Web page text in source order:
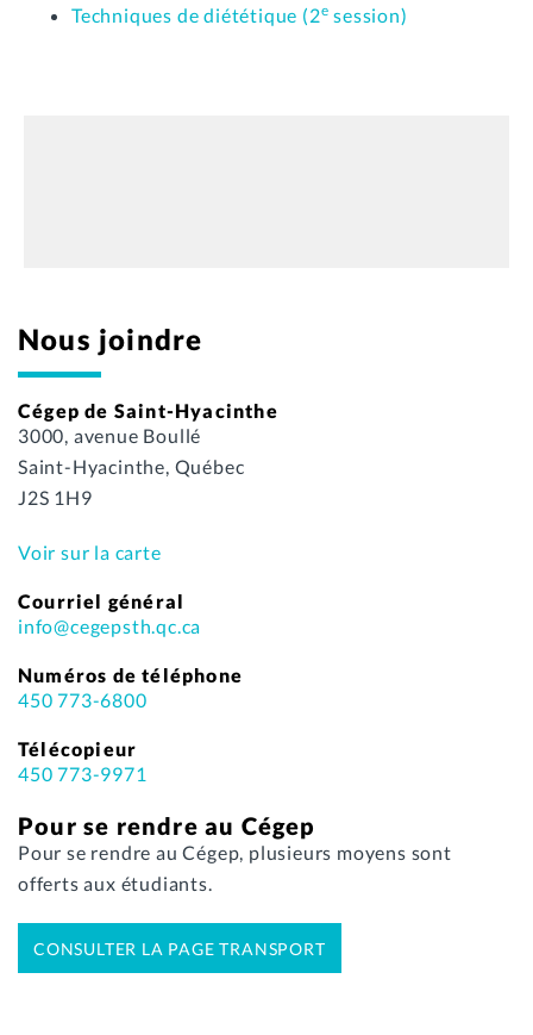
Techniques de diététique (2e session)
Nous joindre
Cégep de Saint-Hyacinthe
3000, avenue Boullé
Saint-Hyacinthe, Québec
J2S 1H9
Voir sur la carte
Courriel général
info@cegepsth.qc.ca
Numéros de téléphone
450 773-6800
Télécopieur
450 773-9971
Pour se rendre au Cégep
Pour se rendre au Cégep, plusieurs moyens sont
offerts aux étudiants.
CONSULTER LA PAGE TRANSPORT